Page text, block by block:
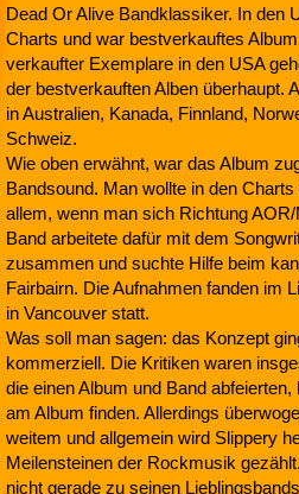
Dead Or Alive Bandklassiker. In den
Charts und war bestverkauftes
verkaufter Exemplare in den USA
der bestverkauften Alben überhaupt.
in Australien, Kanada, Finnland,
Schweiz.
Wie oben erwähnt, war das Album
Bandsound. Man wollte in den
allem, wenn man sich Richtung
Band arbeitete dafür mit dem
zusammen und suchte Hilfe beim
Fairbairn. Die Aufnahmen fanden im
in Vancouver statt.
Was soll man sagen: das Konzept
kommerziell. Die Kritiken waren
die einen Album und Band
am Album finden. Allerdings
weitem und allgemein wird Slippery
Meilensteinen der Rockmusik
nicht gerade zu seinen